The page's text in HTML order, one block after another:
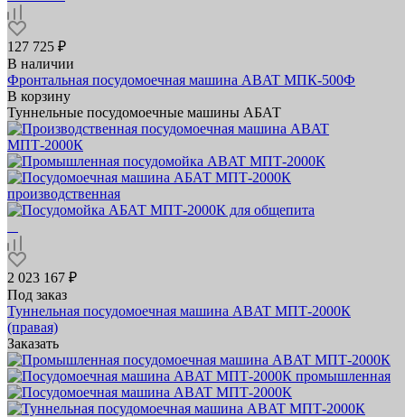
127 725 ₽
В наличии
Фронтальная посудомоечная машина ABAT МПК‑500Ф
В корзину
Туннельные посудомоечные машины АБАТ
2 023 167 ₽
Под заказ
Туннельная посудомоечная машина ABAT МПТ-2000К
(правая)
Заказать